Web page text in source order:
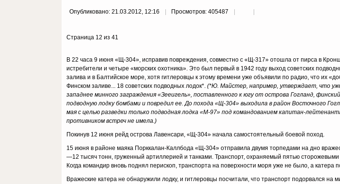
Опубликовано: 21.03.2012, 12:16 Просмотров: 405487
Страница 12 из 41
В 22 часа 9 июня «Щ-304», исправив повреждения, совместно с «Щ-317» отошла от пирса в
истребители и четыре «морских охотника». Это был первый в 1942 году выход советских
залива и в Балтийское море, хотя гитлеровцы к этому времени уже объявили по радио, что их
Финском заливе... 18 советских подводных лодок*. (*Ю. Майстер, например, утверждает, что
западнее минного заграждения «Зееигель», поставленного к югу от острова Гогланд,
подводную лодку бомбами и повредил ее. До похода «Щ-304» выходила в район Восточного
мая с целью разведки только подводная лодка «М-97» под командованием капитан-
противником встреч не имела.)
Покинув 12 июня рейд острова Лавенсари, «Щ-304» начала самостоятельный боевой поход.
15 июня в районе маяка Порккалан-Каллбода «Щ-304» отправила двумя торпедами на дно
—12 тысяч тонн, груженный артиллерией и танками. Транспорт, охраняемый пятью
Когда командир вновь поднял перископ, транспорта на поверхности моря уже не было, а катера
Вражеские катера не обнаружили лодку, и гитлеровцы посчитали, что транспорт подорвался